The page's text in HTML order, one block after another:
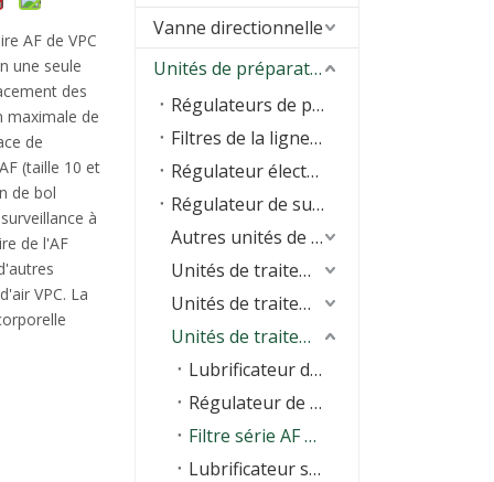
AF de VPC
une seule
des
maximale de
de
(taille 10 et
de bol
à
de l'AF
VPC. La
Vanne directionnelle
Unités de préparation d'air (FRL)
Régulateurs de précision
Filtres de la ligne principale
Régulateur électro-pneumatique
Régulateur de surpression
Autres unités de traitement de l'air
Unités de traitement de l'air série V
Unités de traitement de l'air de la série O
Unités de traitement de l'air série A
Lubrificateur de régulateur de filtre série AC
Régulateur de filtre série AW
Filtre série AF &nbsp;
Lubrificateur série AL